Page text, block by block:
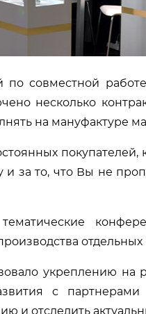
совместной
несколько
на мануфактуре
и за то, что Вы не
отдельных
укреплению
с
и отследить